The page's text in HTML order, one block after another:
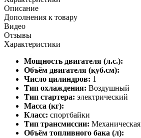
Описание
Дополнения к товару
Видео
Отзывы
Характеристики
Мощность двигателя (л.с.):
Объём двигателя (куб.см):
Число цилиндров: 1
Тип охлаждения: Воздушный
Тип стартера: электрический
Масса (кг):
Класс: спортбайки
Тип трансмиссии: Механическая
Объём топливного бака (л):